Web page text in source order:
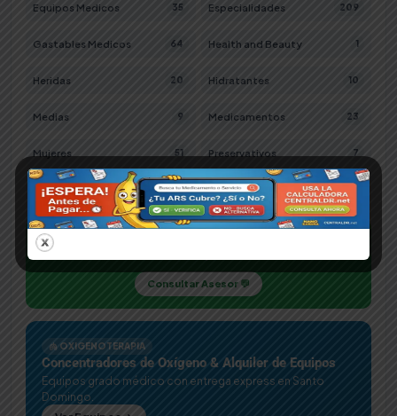
Equipos Medicos 35 Especialidades 209
Gastables Medicos 64 Health and Beauty 1
Heridas 20 Hidratantes 10
Medias 9 Medicamentos 23
Mujeres 51 Preservativos 7
Salud y Bienestar 265 Tulipe 3
Consultar Asesor 💬
🫁 OXIGENOTERAPIA
Concentradores de Oxígeno & Alquiler de Equipos
Equipos grado médico con entrega express en Santo
Domingo.